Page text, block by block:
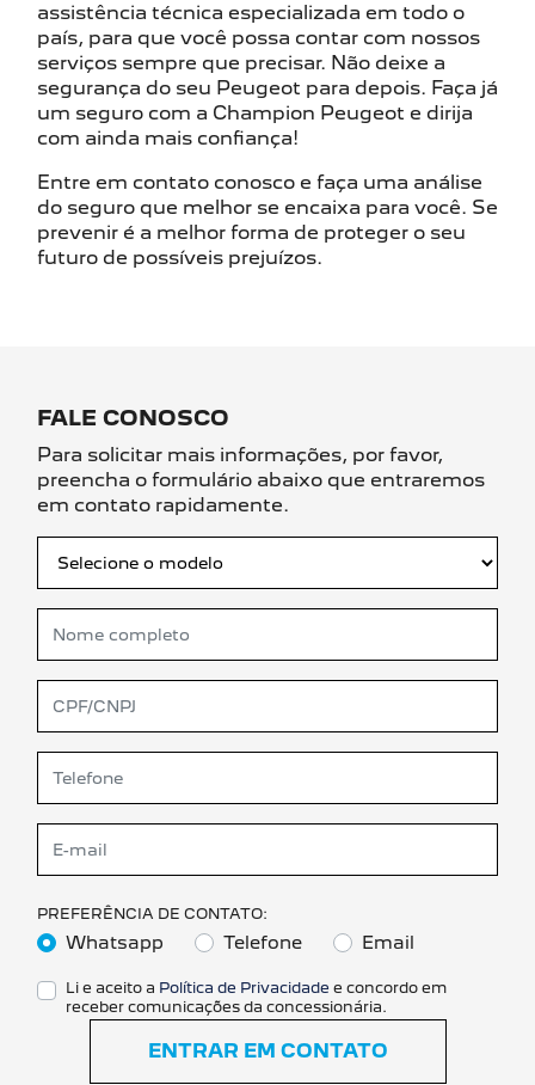
assistência técnica especializada em todo o
país, para que você possa contar com nossos
serviços sempre que precisar. Não deixe a
segurança do seu Peugeot para depois. Faça já
um seguro com a Champion Peugeot e dirija
com ainda mais confiança!
Entre em contato conosco e faça uma análise
do seguro que melhor se encaixa para você. Se
prevenir é a melhor forma de proteger o seu
futuro de possíveis prejuízos.
FALE CONOSCO
Para solicitar mais informações, por favor,
preencha o formulário abaixo que entraremos
em contato rapidamente.
PREFERÊNCIA DE CONTATO:
Whatsapp Telefone Email
Li e aceito a Política de Privacidade e concordo em
receber comunicações da concessionária.
ENTRAR EM CONTATO